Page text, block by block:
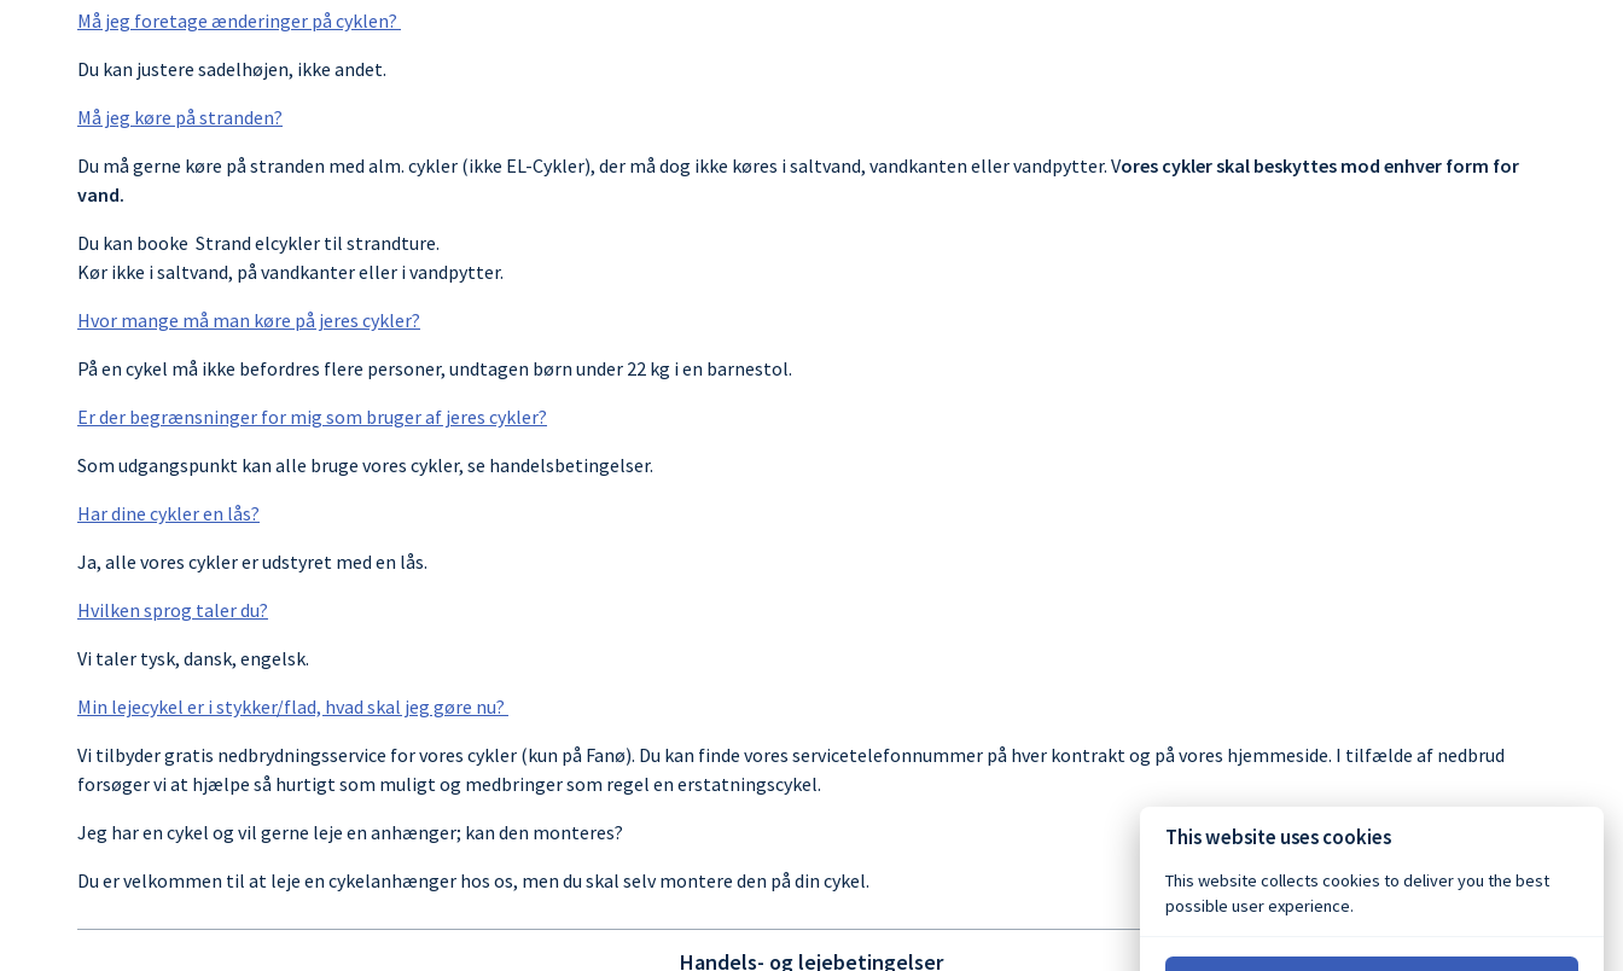
Må jeg foretage ænderinger på cyklen?
Du kan justere sadelhøjen, ikke andet.
Må jeg køre på stranden?
Du må gerne køre på stranden med alm. cykler (ikke EL-Cykler), der må dog ikke køres i saltvand, vandkanten eller vandpytter. Vores cykler skal beskyttes mod enhver form for
vand.
Du kan booke Strand elcykler til strandture.
Kør ikke i saltvand, på vandkanter eller i vandpytter.
Hvor mange må man køre på jeres cykler?
På en cykel må ikke befordres flere personer, undtagen børn under 22 kg i en barnestol.
Er der begrænsninger for mig som bruger af jeres cykler?
Som udgangspunkt kan alle bruge vores cykler, se handelsbetingelser.
Har dine cykler en lås?
Ja, alle vores cykler er udstyret med en lås.
Hvilken sprog taler du?
Vi taler tysk, dansk, engelsk.
Min lejecykel er i stykker/flad, hvad skal jeg gøre nu?
Vi tilbyder gratis nedbrydningsservice for vores cykler (kun på Fanø). Du kan finde vores servicetelefonnummer på hver kontrakt og på vores hjemmeside. I tilfælde af nedbrud
forsøger vi at hjælpe så hurtigt som muligt og medbringer som regel en erstatningscykel.
Jeg har en cykel og vil gerne leje en anhænger; kan den monteres?
Du er velkommen til at leje en cykelanhænger hos os, men du skal selv montere den på din cykel.
Handels- og lejebetingelser
This website uses cookies
This website collects cookies to deliver you the best
possible user experience.